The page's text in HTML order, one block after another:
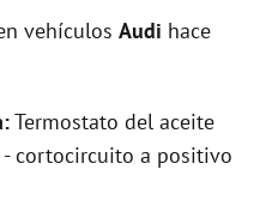
vehículos Audi hace
Termostato del aceite
cortocircuito a positivo